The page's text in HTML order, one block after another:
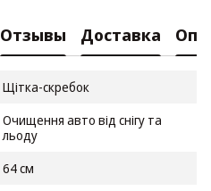
Отзывы Доставка
Щітка-скребок
Очищення авто від снігу та
льоду
64 см